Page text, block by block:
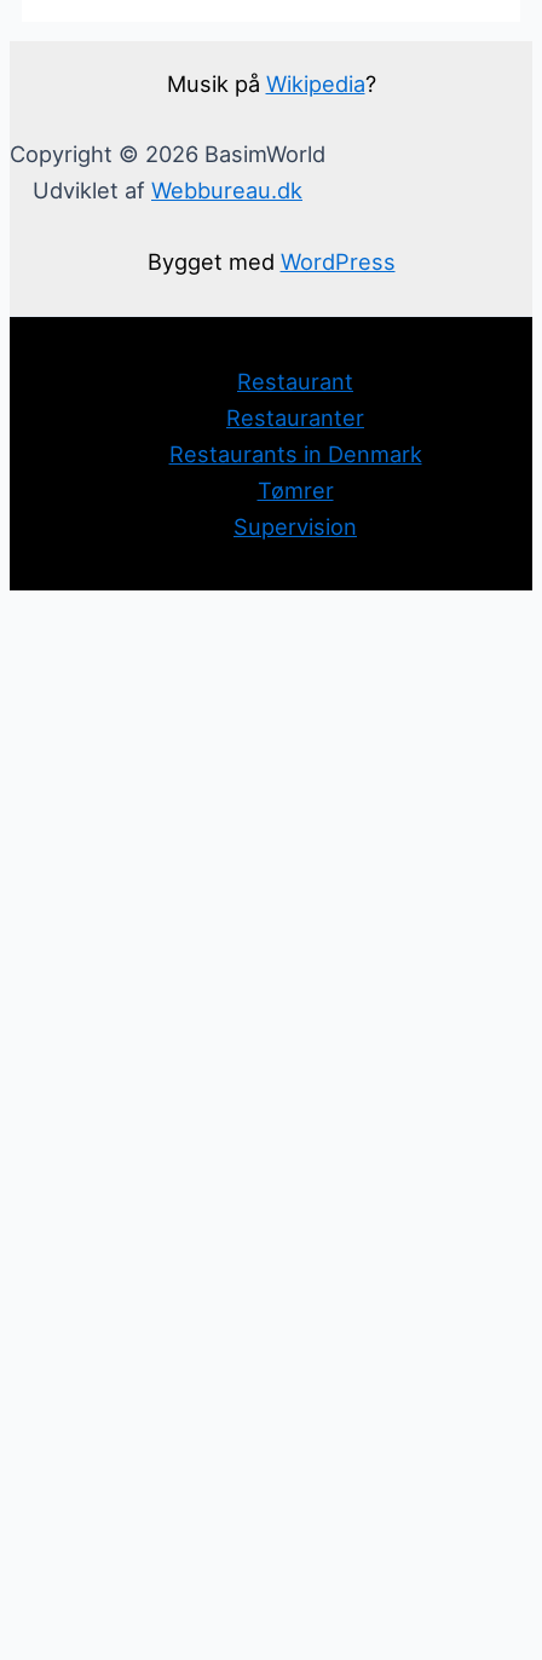
Musik på Wikipedia?
Copyright © 2026 BasimWorld
Udviklet af Webbureau.dk
Bygget med WordPress
Restaurant
Restauranter
Restaurants in Denmark
Tømrer
Supervision